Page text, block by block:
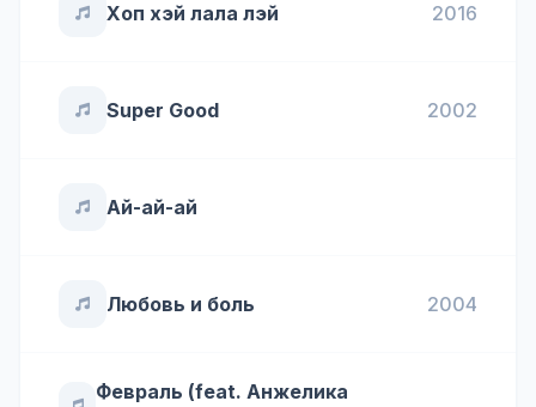
Хоп хэй лала лэй 2016
Super Good 2002
Ай-ай-ай
Любовь и боль 2004
Февраль (feat. Анжелика